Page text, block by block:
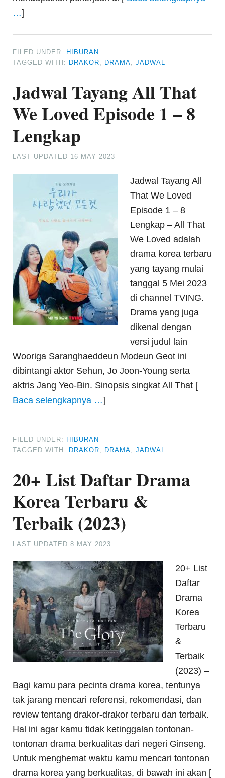
…]
FILED UNDER: HIBURAN
TAGGED WITH: DRAKOR, DRAMA,JADWAL
Jadwal Tayang All That
We Loved Episode 1 – 8
Lengkap
LAST UPDATED 16 MAY 2023
Jadwal Tayang All
That We Loved
Episode 1 – 8
Lengkap – All That
We Loved adalah
drama korea terbaru
yang tayang mulai
tanggal 5 Mei 2023
di channel TVING.
Drama yang juga
dikenal dengan
versi judul lain
Wooriga Saranghaeddeun Modeun Geot ini
dibintangi aktor Sehun, Jo Joon-Young serta
aktris Jang Yeo-Bin. Sinopsis singkat All That [
Baca selengkapnya …]
FILED UNDER: HIBURAN
TAGGED WITH: DRAKOR, DRAMA,JADWAL
20+ List Daftar Drama
Korea Terbaru &
Terbaik (2023)
LAST UPDATED8 MAY 2023
20+ List
Daftar
Drama
Korea
Terbaru
&
Terbaik
(2023) –
Bagi kamu para pecinta drama korea, tentunya
tak jarang mencari referensi, rekomendasi, dan
review tentang drakor-drakor terbaru dan terbaik.
Hal ini agar kamu tidak ketinggalan tontonan-
tontonan drama berkualitas dari negeri Ginseng.
Untuk menghemat waktu kamu mencari tontonan
drama korea yang berkualitas, di bawah ini akan [